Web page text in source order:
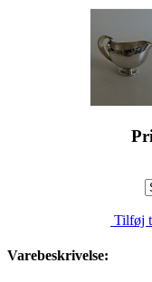
Tilføj
Varebeskrivelse: